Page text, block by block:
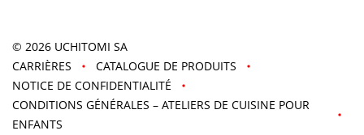
© 2026 UCHITOMI SA
CARRIÈRES
CATALOGUE DE PRODUITS
NOTICE DE CONFIDENTIALITÉ
CONDITIONS GÉNÉRALES – ATELIERS DE CUISINE POUR
ENFANTS